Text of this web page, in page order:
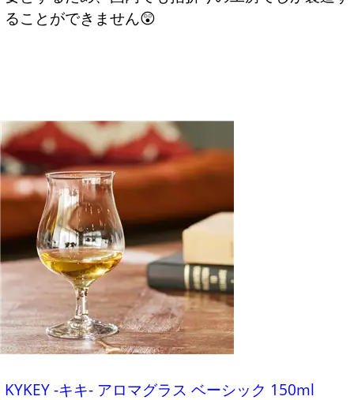
ることができません😲
KYKEY -キキ- アロマグラス ベーシック 150ml